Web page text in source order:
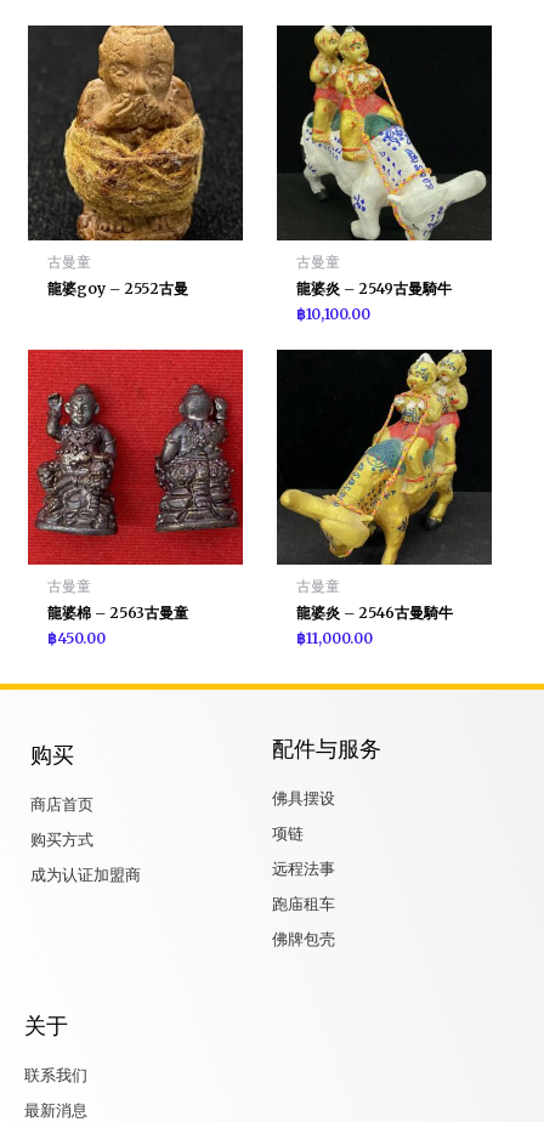
古曼童
龍婆goy – 2552古曼
古曼童
龍婆炎 – 2549古曼騎牛
฿10,100.00
古曼童
龍婆棉 – 2563古曼童
฿450.00
古曼童
龍婆炎 – 2546古曼騎牛
฿11,000.00
购买
商店首页
购买方式
成为认证加盟商
配件与服务
佛具摆设
项链
远程法事
跑庙租车
佛牌包壳
关于
联系我们
最新消息